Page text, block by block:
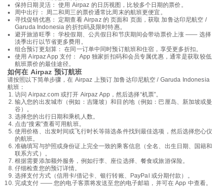
保持日期灵活： 使用 Airpaz 的日历视图，比较多个日期的票价。
周中出行： 周二和周三的票价通常比周末的航班更便宜。
寻找促销优惠： 定期查看 Airpaz 的 页面和 页面，获取 加鲁达印尼航空 /
Garuda Indonesia 的折扣码及限时特惠。
避开旅游旺季： 学校假期、公共假日和节庆期间会带动票价上涨 —— 选择
淡季出行以节省更多费用。
组合预订更划算： 在同一订单中同时预订航班和住宿，享受更多折扣。
使用 Airpaz App 支付： App 独家折扣码和会员专属优惠，通常是获取较低
航班票价的最佳途径。
如何在 Airpaz 预订航班
请按照以下简单步骤，在 Airpaz 上预订 加鲁达印尼航空 / Garuda Indonesia
航班：
访问 Airpaz.com 或打开 Airpaz App，然后选择“机票”。
输入您的出发城市（例如：吉隆坡）和目的地（例如：巴厘岛、新加坡或曼
谷）。
选择您的出行日期和乘机人数。
点击“搜索”查看可用航班。
使用价格、出发时间或飞行时长等筛选条件找到最佳选项，然后选择您心仪
的航班。
准确填写与护照或身份证上完全一致的乘客信息（全名、出生日期、国籍和
联系方式）。
根据需要添加额外服务，例如行李、座位选择、餐食或旅游保险。
仔细检查您的预订详情。
选择支付方式（信用卡/借记卡、银行转账、PayPal 或分期付款）。
完成支付 —— 您的电子客票将发送至您的电子邮箱，并可在 App 中查看。